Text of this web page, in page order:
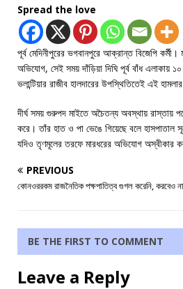
Spread the love
পূর্ব মেদিনীপুরের ভগবানপুরে আক্রান্ত বিজেপি
অভিযোগ, সেই সময় দাঁড়িয়া দিঘি পূর্ব বাঁধ এলাকায়
ভলান্টিয়ার রাজীব হালদারের উপস্থিতিতেই এই
দীর্ঘ সময় গুরুপদ মাইতে অচৈতন্য অবস্থায় রাস্তায়
করে। তাঁর হাত ও পা ভেঙে গিয়েছে বলে
যদিও তৃণমূলের তরফে মারধরের অভিযোগ অস্বীকার
PREVIOUS
কোনওররকম রাজনৈতিক পক্ষপাতিত্ব গুগল করেনি, করবেও
BE THE FIRST TO COMMENT
Leave a Reply